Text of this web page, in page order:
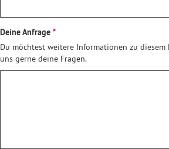
Deine Anfrage
Du möchtest weitere Informationen zu diesem
uns gerne deine Fragen.